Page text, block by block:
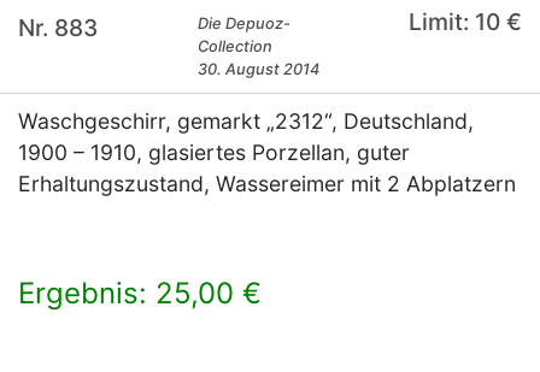
Nr. 883
Die Depuoz-
Collection
30. August 2014
Limit: 10 €
Waschgeschirr, gemarkt „2312“, Deutschland,
1900 – 1910, glasiertes Porzellan, guter
Erhaltungszustand, Wassereimer mit 2 Abplatzern
Ergebnis: 25,00 €